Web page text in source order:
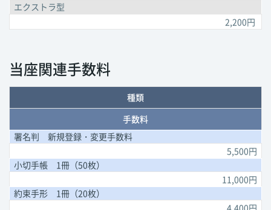
エクストラ型
2,200円
当座関連手数料
種類
手数料
署名判 新規登録・変更手数料
5,500円
小切手帳 1冊（50枚）
11,000円
約束手形 1冊（20枚）
4,400円